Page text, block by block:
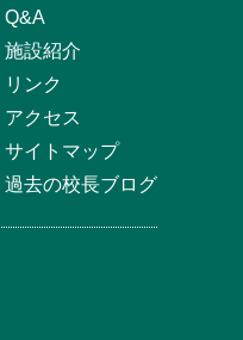
Q&A
施設紹介
リンク
アクセス
サイトマップ
過去の校長ブログ